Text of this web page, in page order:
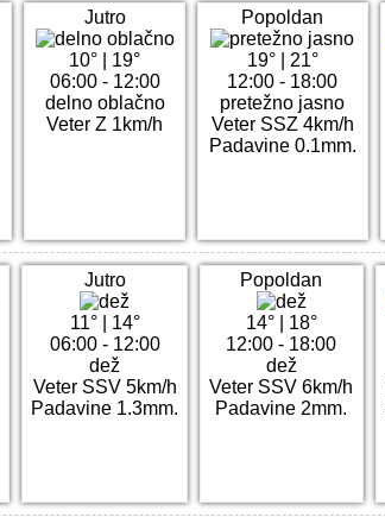
Jutro
10°
19°
06:00 - 12:00
delno oblačno
Veter Z 1km/h
Popoldan
19°| 21°
12:00 - 18:00
pretežno jasno
Veter SSZ 4km/h
Padavine 0.1mm.
Jutro
11°| 14°
06:00 - 12:00
dež
Veter SSV 5km/h
Padavine 1.3mm.
Popoldan
14°| 18°
12:00 - 18:00
dež
Veter SSV 6km/h
Padavine 2mm.